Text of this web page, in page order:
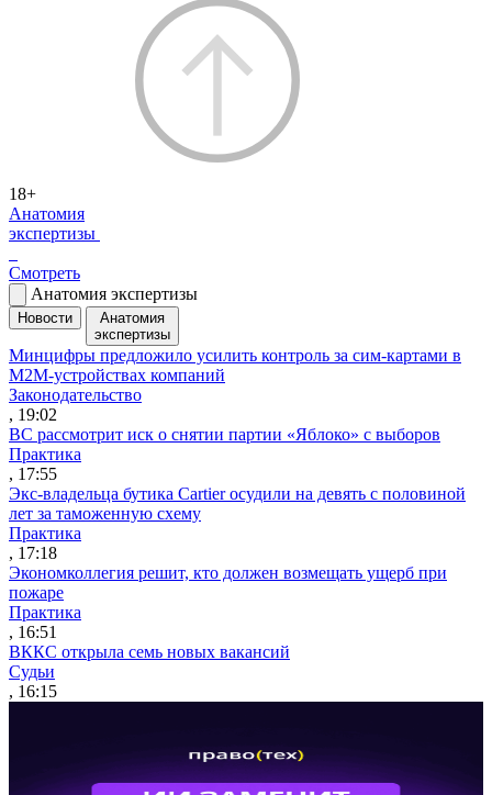
18+
Анатомия
экспертизы
Смотреть
Анатомия экспертизы
Новости
Анатомия
экспертизы
Минцифры предложило усилить контроль за сим-картами в
M2M-устройствах компаний
Законодательство
, 19:02
ВС рассмотрит иск о снятии партии «Яблоко» с выборов
Практика
, 17:55
Экс-владельца бутика Cartier осудили на девять с половиной
лет за таможенную схему
Практика
, 17:18
Экономколлегия решит, кто должен возмещать ущерб при
пожаре
Практика
, 16:51
ВККС открыла семь новых вакансий
Судьи
, 16:15